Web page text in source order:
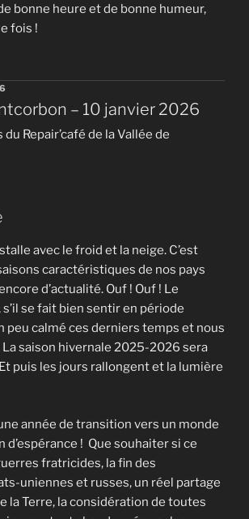
bonne heure et de bonne humeur,
fois !
– 10 janvier 2026
du Repair’café de la Vallée de
avec le froid et la neige. C’est
caractéristiques de nos pays
d’actualité. Ouf ! Ouf ! Le
se fait bien sentir en période
peu calmé ces derniers temps et nous
saison hivernale 2025-2026 sera
puis les jours rallongent et la lumière
année de transition vers un monde
d’espérance ! Que souhaiter si ce
fratricides, la fin des
uniennes et russes, un réel partage
la Terre, la considération de toutes